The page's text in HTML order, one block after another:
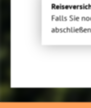
Falls Sie